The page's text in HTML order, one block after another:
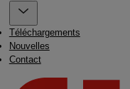
Téléchargements
Nouvelles
Contact